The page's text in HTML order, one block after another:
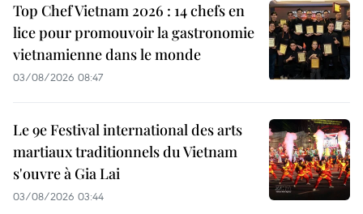
Top Chef Vietnam 2026 : 14 chefs en
lice pour promouvoir la gastronomie
vietnamienne dans le monde
03/08/2026 08:47
Le 9e Festival international des arts
martiaux traditionnels du Vietnam
s'ouvre à Gia Lai
03/08/2026 03:44